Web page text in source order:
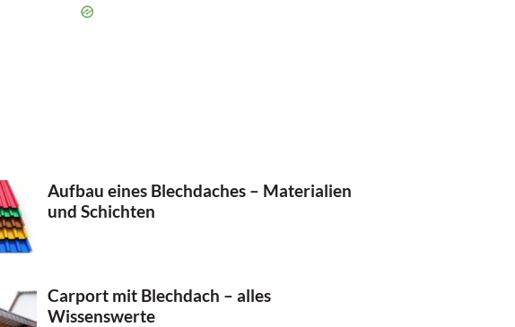
Aufbau eines Blechdaches – Materialien
und Schichten
Carport mit Blechdach – alles
Wissenswerte